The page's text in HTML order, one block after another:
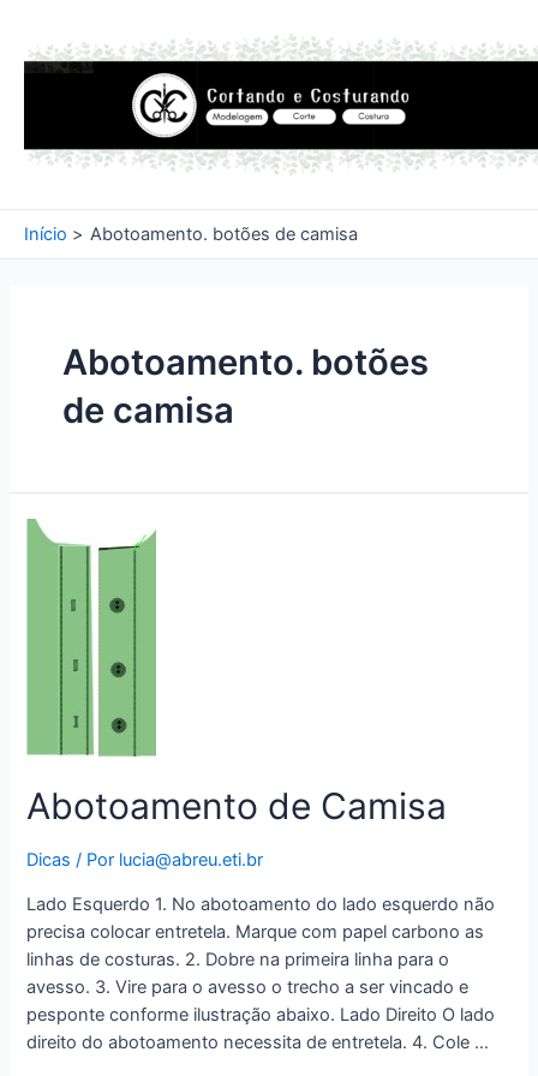
Início Abotoamento. botões de camisa
Abotoamento. botões
de camisa
Abotoamento de Camisa
Dicas / Por lucia@abreu.eti.br
Lado Esquerdo 1. No abotoamento do lado esquerdo não
precisa colocar entretela. Marque com papel carbono as
linhas de costuras. 2. Dobre na primeira linha para o
avesso. 3. Vire para o avesso o trecho a ser vincado e
pesponte conforme ilustração abaixo. Lado Direito O lado
direito do abotoamento necessita de entretela. 4. Cole …